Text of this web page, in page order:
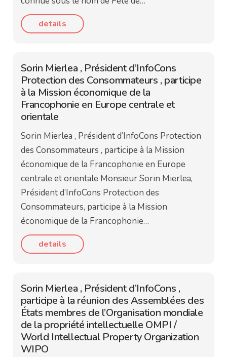
details
Sorin Mierlea , Président d’InfoCons
Protection des Consommateurs , participe
à la Mission économique de la
Francophonie en Europe centrale et
orientale
Sorin Mierlea , Président d’InfoCons Protection
des Consommateurs , participe à la Mission
économique de la Francophonie en Europe
centrale et orientale Monsieur Sorin Mierlea,
Président d’InfoCons Protection des
Consommateurs, participe à la Mission
économique de la Francophonie…
details
Sorin Mierlea , Président d’InfoCons ,
participe à la réunion des Assemblées des
États membres de l’Organisation mondiale
de la propriété intellectuelle OMPI /
World Intellectual Property Organization
WIPO